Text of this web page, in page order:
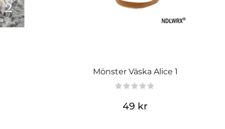
Mönster Väska Alice 1
49 kr